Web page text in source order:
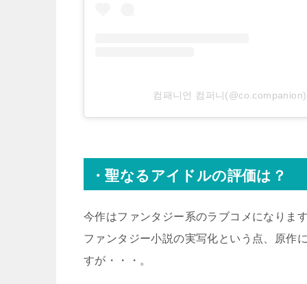
컴패니언 컴퍼니
・聖なるアイドルの評価は？
今作はファンタジー系のラブコメになりま
ファンタジー小説の実写化という点、原作
すが・・・。